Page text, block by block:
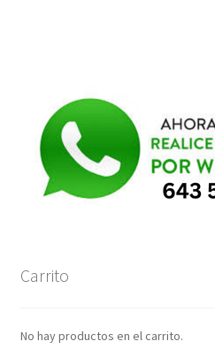
Carrito
No hay productos en el carrito.